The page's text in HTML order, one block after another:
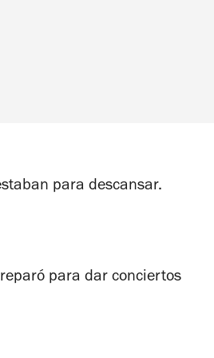
para descansar.
para dar conciertos